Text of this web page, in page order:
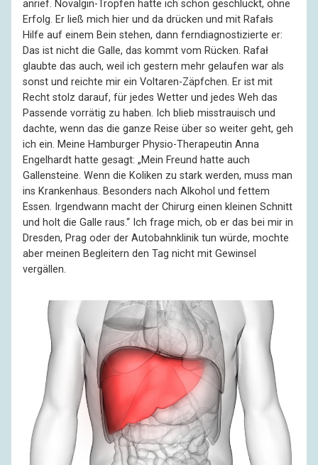
anrief. Novalgin-Tropfen hatte ich schon geschluckt, ohne
Erfolg. Er ließ mich hier und da drücken und mit Rafałs
Hilfe auf einem Bein stehen, dann ferndiagnostizierte er:
Das ist nicht die Galle, das kommt vom Rücken. Rafał
glaubte das auch, weil ich gestern mehr gelaufen war als
sonst und reichte mir ein Voltaren-Zäpfchen. Er ist mit
Recht stolz darauf, für jedes Wetter und jedes Weh das
Passende vorrätig zu haben. Ich blieb misstrauisch und
dachte, wenn das die ganze Reise über so weiter geht, geh
ich ein. Meine Hamburger Physio-Therapeutin Anna
Engelhardt hatte gesagt: „Mein Freund hatte auch
Gallensteine. Wenn die Koliken zu stark werden, muss man
ins Krankenhaus. Besonders nach Alkohol und fettem
Essen. Irgendwann macht der Chirurg einen kleinen Schnitt
und holt die Galle raus.“ Ich frage mich, ob er das bei mir in
Dresden, Prag oder der Autobahnklinik tun würde, mochte
aber meinen Begleitern den Tag nicht mit Gewinsel
vergällen.